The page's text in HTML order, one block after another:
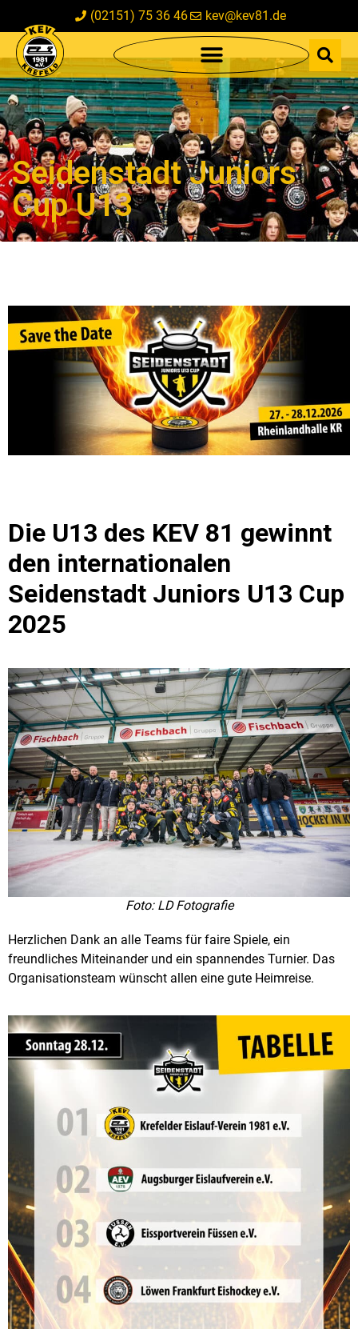
(02151) 75 36 46 kev@kev81.de
Seidenstadt Juniors
Cup U13
Seidenstadt Juniors
Cup U13
Die U13 des KEV 81 gewinnt
den internationalen
Seidenstadt Juniors U13 Cup
2025
Foto: LD Fotografie
Herzlichen Dank an alle Teams für faire Spiele, ein
freundliches Miteinander und ein spannendes Turnier. Das
Organisationsteam wünscht allen eine gute Heimreise.